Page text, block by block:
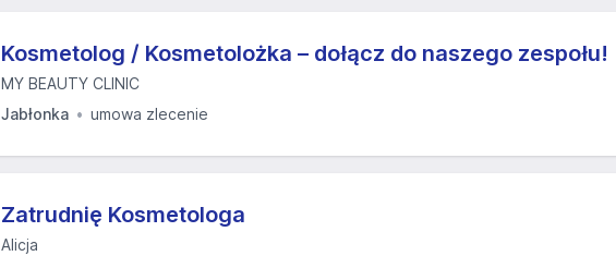
Kosmetolog / Kosmetolożka – dołącz do naszego zespołu!
MY BEAUTY CLINIC
Jabłonka
umowa zlecenie
Zatrudnię Kosmetologa
Alicja